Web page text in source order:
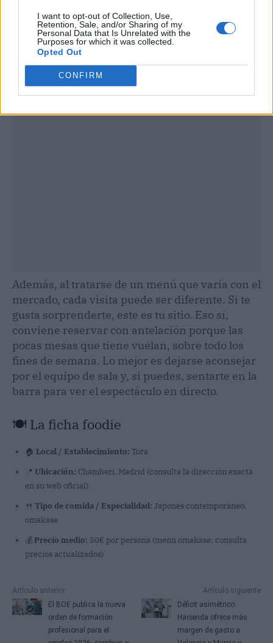
I want to opt-out of Collection, Use,
Retention, Sale, and/or Sharing of my
Personal Data that Is Unrelated with the
Purposes for which it was collected.
Opted Out
CONFIRM
Publicidad
Además, al tratarse de un menú que varía con el
mercado, cada visita puede ser diferente. Si te
gusta sorprenderte, este es tu sitio. Eso sí,
conviene reservar con antelación porque las
pocas mesas que tiene vuelan, sobre todo los
fines de semana. Lo mejor es dejarse aconsejar
por el equipo de sala y, si puedes, sentarte en la
barra para ver el espectáculo en directo.
🍽️ La ficha foodie
🏠 Local / Establecimiento: Tora
📍 Ubicación: Chamberí, Madrid (consulta la dirección exacta
en su web oficial)
🍴 Tipo de comida / Especialidad: Japonés contemporáneo,
omakase
💰 Precio medio: 50€ por persona (menú omakase; consulta
precios actualizados)
Artículo anterior
El BOE publica la nueva
orden de formación
profesional para el
Artículo siguiente
Déficit asimétrico:
Hacienda ofrece más
margen de gasto a